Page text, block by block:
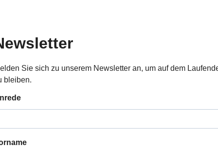
Sie sich zu unserem Newsletter an, um auf dem
bleiben.